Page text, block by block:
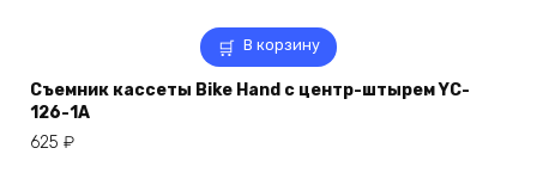
В корзину
Съемник кассеты Bike Hand с центр-штырем YC-
126-1A
625 ₽